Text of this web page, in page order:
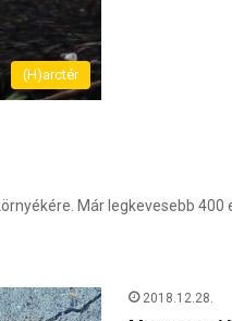
(H)arctér
Már legkevesebb
2018.12.28.